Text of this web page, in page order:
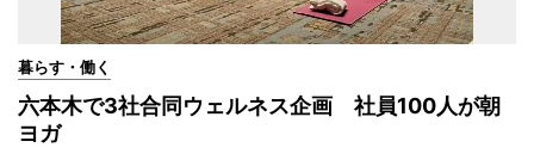
暮らす・働く
六本木で3社合同ウェルネス企画 社員100人が朝
ヨガ